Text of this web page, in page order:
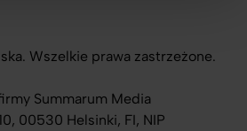
Wszelkie prawa zastrzeżone.
Summarum Media
00530 Helsinki, FI, NIP